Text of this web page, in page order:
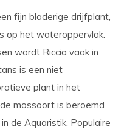
fijn bladerige drijfplant,
op het wateroppervlak.
wordt Riccia vaak in
is een niet
plant in het
mossoort is beroemd
de Aquaristik. Populaire